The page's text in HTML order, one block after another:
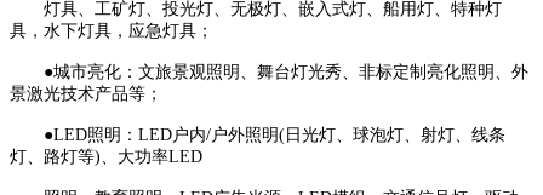
灯具、工矿灯、投光灯、无极灯、嵌入式灯、船用灯、特种灯
具，水下灯具，应急灯具；
●城市亮化：文旅景观照明、舞台灯光秀、非标定制亮化照明、外
景激光技术产品等；
●LED照明：LED户内/户外照明(日光灯、球泡灯、射灯、线条
灯、路灯等)、大功率LED